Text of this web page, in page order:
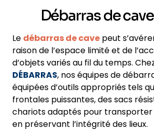
Débarras de
Le débarras de cave peut
raison de l’espace limité et de
d’objets variés au fil du temps.
DÉBARRAS, nos équipes de
équipées d’outils appropriés tels
frontales puissantes, des sacs
chariots adaptés pour
en préservant l’intégrité des lieux.